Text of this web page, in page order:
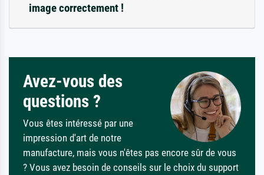
image correctement !
Avez-vous des
questions ?
Vous êtes intéressé par une
impression d'art de notre
manufacture, mais vous n'êtes pas encore sûr de vous
? Vous avez besoin de conseils sur le choix du support